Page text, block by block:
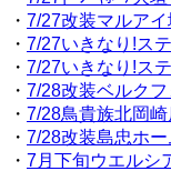
・ 7/27改装マルア
・ 7/27いきなり!ス
・ 7/27いきなり!ス
・ 7/28改装ベルク
・ 7/28鳥貴族北岡
・ 7/28改装島忠ホ
・ 7月下旬ウエルシ